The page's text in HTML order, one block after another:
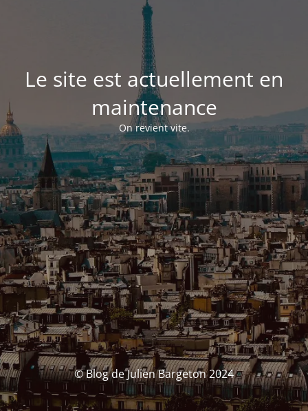
Le site est actuellement en
maintenance
On revient vite.
© Blog de Julien Bargeton 2024